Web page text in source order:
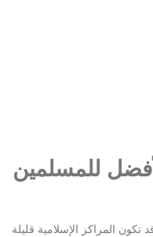
للمسلمين
المراكز الإسلامية قليلة